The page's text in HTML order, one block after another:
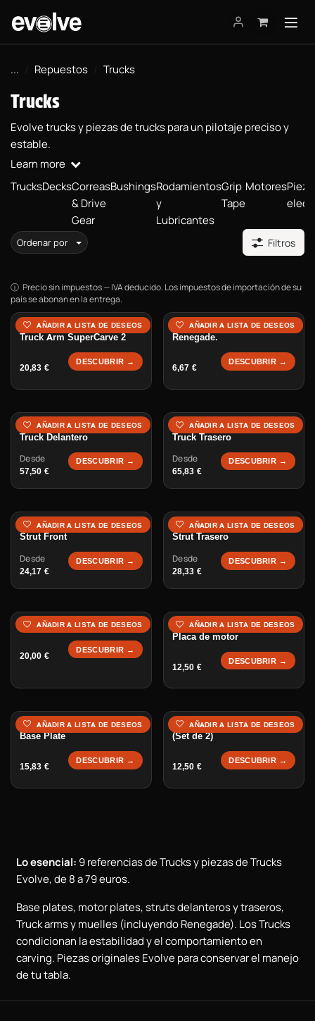
... Repuestos Trucks
Trucks
Evolve trucks y piezas de trucks para un pilotaje preciso y
estable.
Learn more
TrucksDecksCorreas
& Drive
Gear
BushingsRodamientos
y
Lubricantes
Grip
Tape
Motores
Ordenar por Filtros
Precio sin impuestos — IVA deducido. Los impuestos de importación de su
país se abonan en la entrega.
Truck Arm SuperCarve 2
20,83 €
DESCUBRIR →
AÑADIR A LISTA DE DESEOS
Muelle de trucks para
Renegade.
6,67€
DESCUBRIR →
AÑADIR A LISTA DE DESEOS
Truck Delantero
Desde
57,50 €
DESCUBRIR →
AÑADIR A LISTA DE DESEOS
Truck Trasero
Desde
65,83€
DESCUBRIR →
AÑADIR A LISTA DE DESEOS
Strut Front
Desde
24,17 €
DESCUBRIR →
AÑADIR A LISTA DE DESEOS
Strut Trasero
Desde
28,33€
DESCUBRIR →
AÑADIR A LISTA DE DESEOS
Truck Arm
20,00 €
DESCUBRIR →
AÑADIR A LISTA DE DESEOS
Placa de motor
12,50€
DESCUBRIR →
AÑADIR A LISTA DE DESEOS
Base Plate
15,83 €
DESCUBRIR →
AÑADIR A LISTA DE DESEOS
Evolve/Gates Motor Gear
(Set de 2)
12,50€
DESCUBRIR →
AÑADIR A LISTA DE DESEOS
Lo esencial: 9 referencias de Trucks y piezas de Trucks
Evolve, de 8 a 79 euros.
Base plates, motor plates, struts delanteros y traseros,
Truck arms y muelles (incluyendo Renegade). Los Trucks
condicionan la estabilidad y el comportamiento en
carving. Piezas originales Evolve para conservar el manejo
de tu tabla.